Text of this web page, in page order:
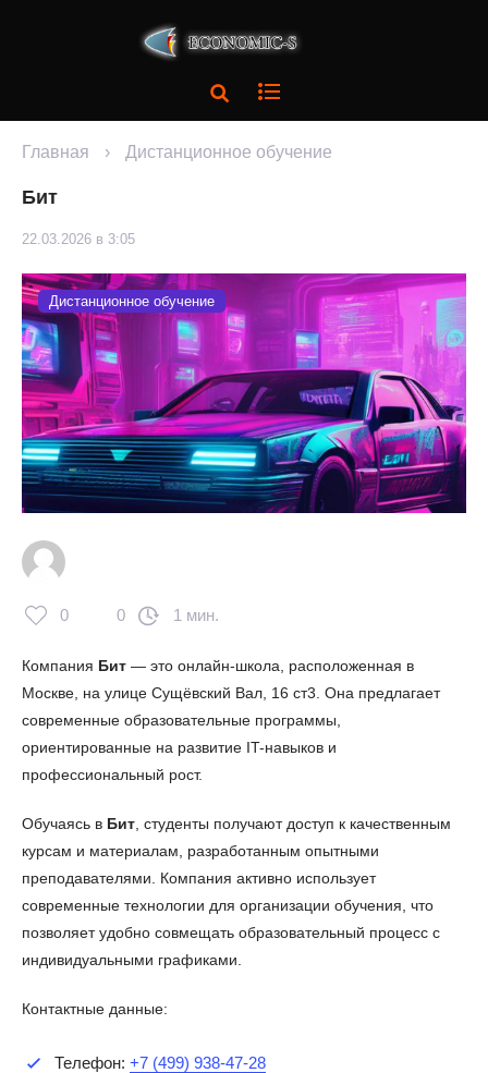
Главная › Дистанционное обучение
Бит
22.03.2026 в 3:05
Дистанционное обучение
0 0 1 мин.
Компания Бит — это онлайн-школа, расположенная в
Москве, на улице Сущёвский Вал, 16 ст3. Она предлагает
современные образовательные программы,
ориентированные на развитие IT-навыков и
профессиональный рост.
Обучаясь в Бит , студенты получают доступ к качественным
курсам и материалам, разработанным опытными
преподавателями. Компания активно использует
современные технологии для организации обучения, что
позволяет удобно совмещать образовательный процесс с
индивидуальными графиками.
Контактные данные:
Телефон: +7 (499) 938-47-28